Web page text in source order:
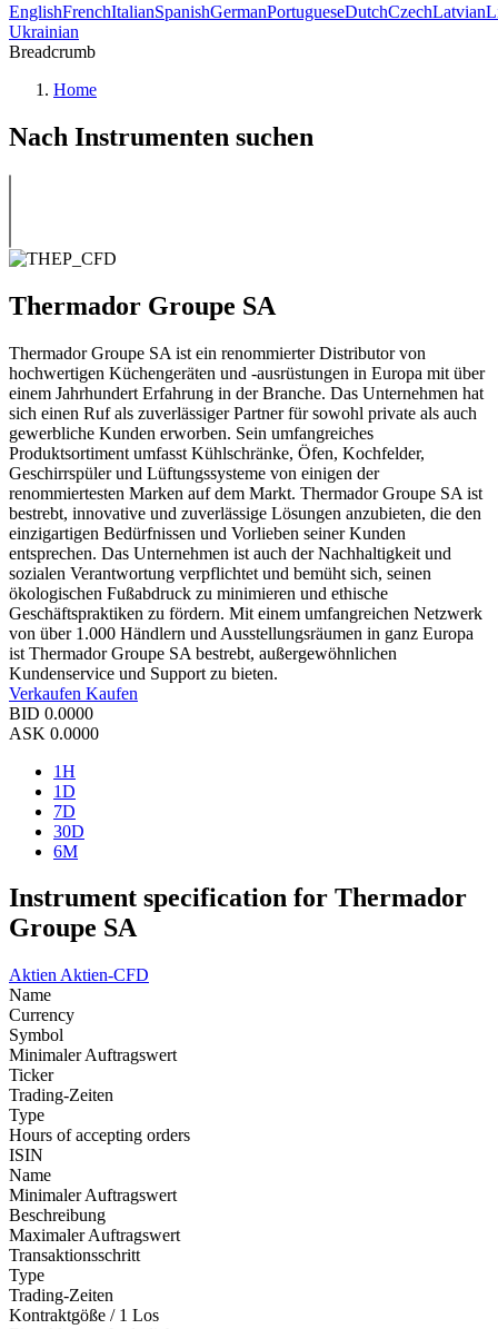
EnglishFrenchItalianSpanishGermanPortugueseDutchCzechLatvian
Ukrainian
Breadcrumb
Home
Nach Instrumenten suchen
Thermador Groupe SA
Thermador Groupe SA ist ein renommierter Distributor von
hochwertigen Küchengeräten und -ausrüstungen in Europa mit über
einem Jahrhundert Erfahrung in der Branche. Das Unternehmen hat
sich einen Ruf als zuverlässiger Partner für sowohl private als auch
gewerbliche Kunden erworben. Sein umfangreiches
Produktsortiment umfasst Kühlschränke, Öfen, Kochfelder,
Geschirrspüler und Lüftungssysteme von einigen der
renommiertesten Marken auf dem Markt. Thermador Groupe SA ist
bestrebt, innovative und zuverlässige Lösungen anzubieten, die den
einzigartigen Bedürfnissen und Vorlieben seiner Kunden
entsprechen. Das Unternehmen ist auch der Nachhaltigkeit und
sozialen Verantwortung verpflichtet und bemüht sich, seinen
ökologischen Fußabdruck zu minimieren und ethische
Geschäftspraktiken zu fördern. Mit einem umfangreichen Netzwerk
von über 1.000 Händlern und Ausstellungsräumen in ganz Europa
ist Thermador Groupe SA bestrebt, außergewöhnlichen
Kundenservice und Support zu bieten.
Verkaufen Kaufen
BID 0.0000
ASK 0.0000
1H
1D
7D
30D
6M
Instrument specification for Thermador
Groupe SA
Aktien Aktien-CFD
Name
Currency
Symbol
Minimaler Auftragswert
Ticker
Trading-Zeiten
Type
Hours of accepting orders
ISIN
Name
Minimaler Auftragswert
Beschreibung
Maximaler Auftragswert
Transaktionsschritt
Type
Trading-Zeiten
Kontraktgöße / 1 Los